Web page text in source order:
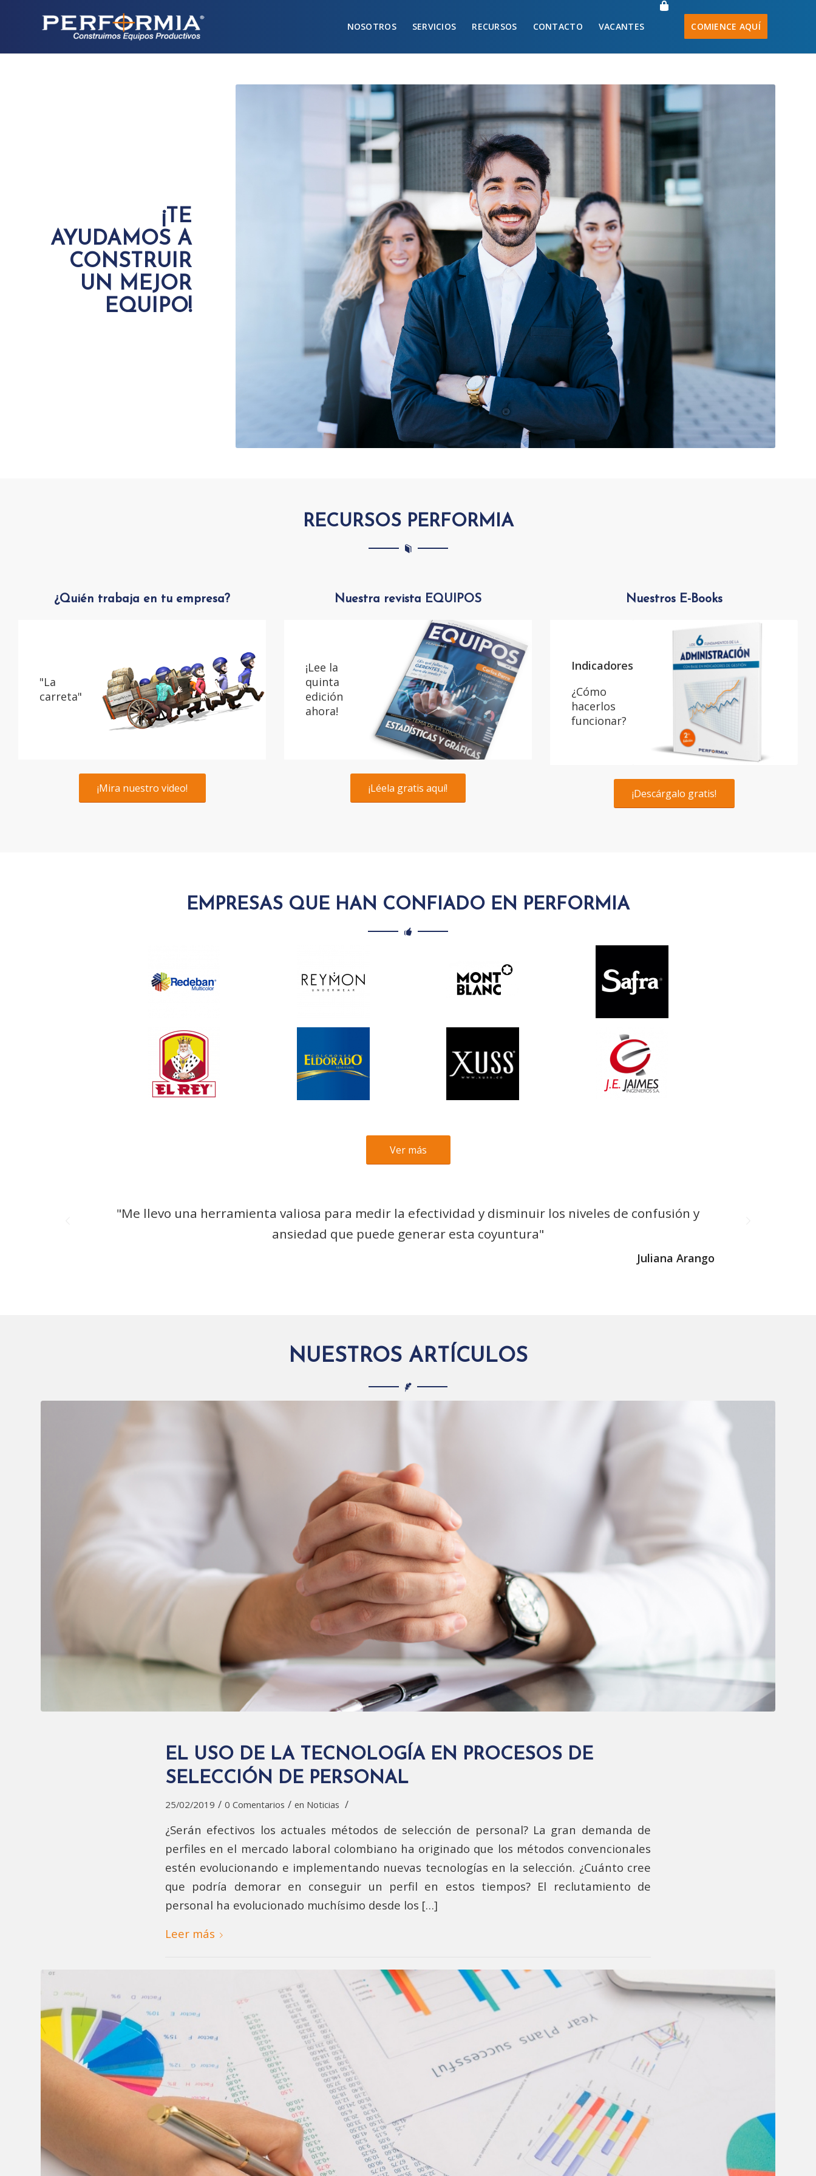
NOSOTROS SERVICIOS RECURSOS CONTACTO VACANTES COMIENCE AQUÍ
¡TE
AYUDAMOS A
CONSTRUIR
UN MEJOR
EQUIPO!
RECURSOS PERFORMIA
¿Quién trabaja en tu empresa?
"La
carreta"
¡Mira nuestro video!
Nuestra revista EQUIPOS
¡Lee la
quinta
edición
ahora!
¡Léela gratis aquí!
Nuestros E-Books
Indicadores
¿Cómo
hacerlos
funcionar?
¡Descárgalo gratis!
EMPRESAS QUE HAN CONFIADO EN PERFORMIA
Ver más
"Me llevo una herramienta valiosa para medir la efectividad y disminuir los niveles de confusión y
ansiedad que puede generar esta coyuntura"
Juliana Arango
Posterior
NUESTROS ARTÍCULOS
EL USO DE LA TECNOLOGÍA EN PROCESOS DE
SELECCIÓN DE PERSONAL
25/02/2019 / 0 Comentarios / en Noticias /
¿Serán efectivos los actuales métodos de selección de personal? La gran demanda de
perfiles en el mercado laboral colombiano ha originado que los métodos convencionales
estén evolucionando e implementando nuevas tecnologías en la selección. ¿Cuánto cree
que podría demorar en conseguir un perfil en estos tiempos? El reclutamiento de
personal ha evolucionado muchísimo desde los […]
Leer más